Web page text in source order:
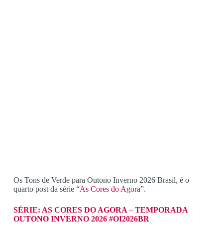
Os Tons de Verde para Outono Inverno 2026 Brasil, é o
quarto post da série “As Cores do Agora”.
SÉRIE: AS CORES DO AGORA – TEMPORADA
OUTONO INVERNO 2026 #OI2026BR